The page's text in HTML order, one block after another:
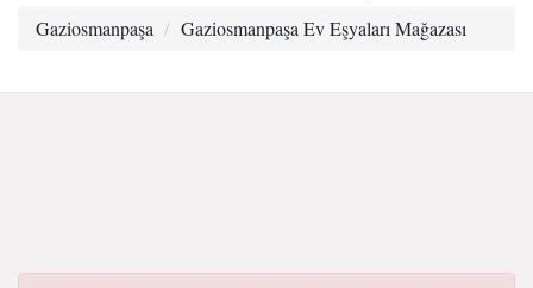
Gaziosmanpaşa Gaziosmanpaşa Ev Eşyaları Mağazası